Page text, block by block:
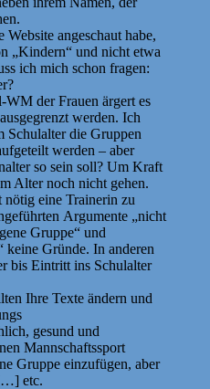
angeschaut habe,
„Kindern“ und nicht etwa
ich mich schon fragen:
WM der Frauen ärgert es
werden. Ich
Schulalter die Gruppen
werden – aber
so sein soll? Um Kraft
Alter noch nicht gehen.
nötig eine Trainerin zu
Argumente „nicht
Gruppe“ und
keine Gründe. In anderen
bis Eintritt ins Schulalter
Ihre Texte ändern und
gesund und
Mannschaftssport
Gruppe einzufügen, aber
etc.